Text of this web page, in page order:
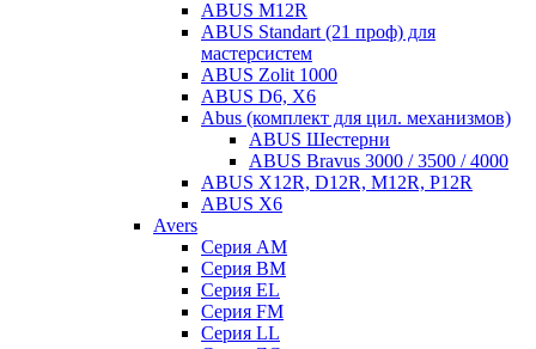
ABUS M12R
ABUS Standart (21 проф) для
мастерсистем
ABUS Zolit 1000
ABUS D6, X6
Abus (комплект для цил. механизмов)
ABUS Шестерни
ABUS Bravus 3000 / 3500 / 4000
ABUS X12R, D12R, M12R, P12R
ABUS X6
Avers
Серия AM
Серия BM
Серия EL
Серия FM
Серия LL